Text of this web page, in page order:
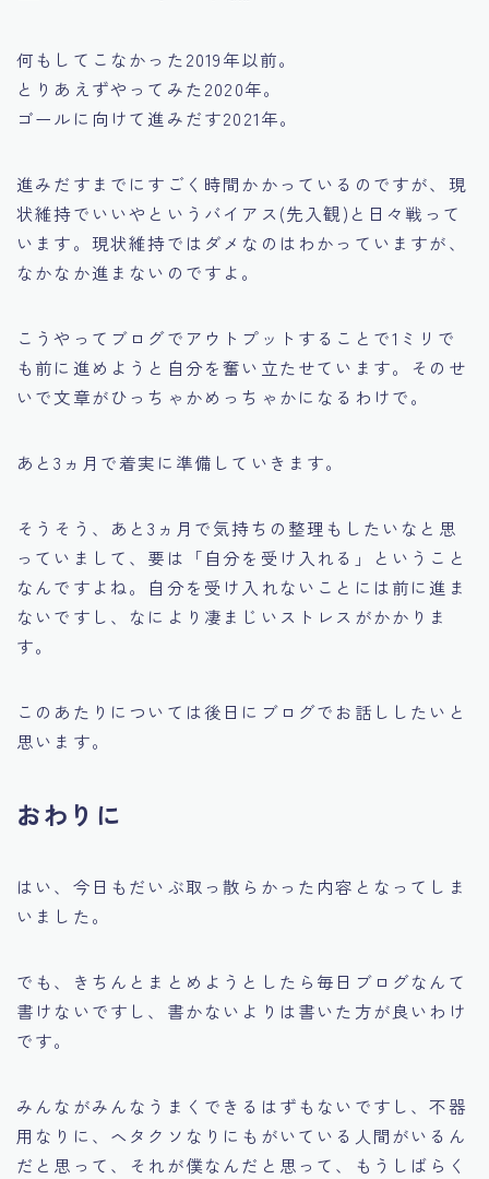
何もしてこなかった2019年以前。
とりあえずやってみた2020年。
ゴールに向けて進みだす2021年。
進みだすまでにすごく時間かかっているのですが、現
状維持でいいやというバイアス(先入観)と日々戦って
います。現状維持ではダメなのはわかっていますが、
なかなか進まないのですよ。
こうやってブログでアウトプットすることで1ミリで
も前に進めようと自分を奮い立たせています。そのせ
いで文章がひっちゃかめっちゃかになるわけで。
あと3ヵ月で着実に準備していきます。
そうそう、あと3ヵ月で気持ちの整理もしたいなと思
っていまして、要は「自分を受け入れる」ということ
なんですよね。自分を受け入れないことには前に進ま
ないですし、なにより凄まじいストレスがかかりま
す。
このあたりについては後日にブログでお話ししたいと
思います。
おわりに
はい、今日もだいぶ取っ散らかった内容となってしま
いました。
でも、きちんとまとめようとしたら毎日ブログなんて
書けないですし、書かないよりは書いた方が良いわけ
です。
みんながみんなうまくできるはずもないですし、不器
用なりに、ヘタクソなりにもがいている人間がいるん
だと思って、それが僕なんだと思って、もうしばらく